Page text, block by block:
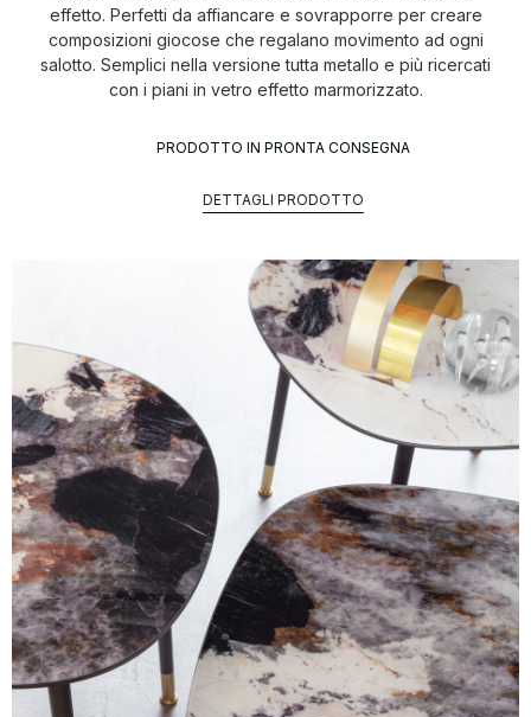
effetto. Perfetti da affiancare e sovrapporre per creare
composizioni giocose che regalano movimento ad ogni
salotto. Semplici nella versione tutta metallo e più ricercati
con i piani in vetro effetto marmorizzato.
PRODOTTO IN PRONTA CONSEGNA
DETTAGLI PRODOTTO